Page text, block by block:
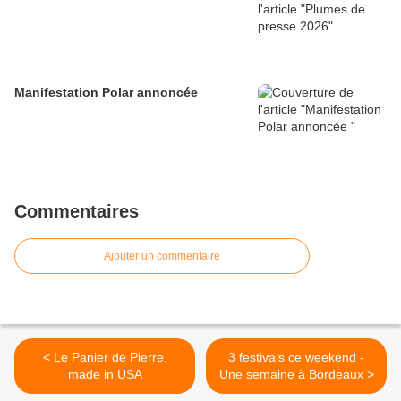
Manifestation Polar annoncée
Commentaires
Ajouter un commentaire
< Le Panier de Pierre,
made in USA
3 festivals ce weekend -
Une semaine à Bordeaux >